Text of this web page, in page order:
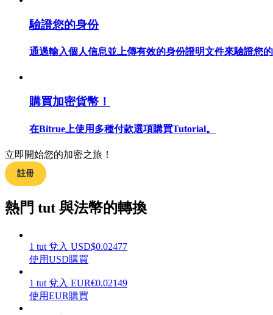
合約指南
合約功能使用指南
交易策略
學習如何保持盈利
驗證您的身份
通過輸入個人信息並上傳有效的身份證明文件來驗證您
購買加密貨幣！
在Bitrue上使用多種付款選項購買Tutorial。
立即開始您的加密之旅！
註冊
熱門 tut 與法幣的轉換
1 tut 兌入 USD$0.02477
使用USD購買
1 tut 兌入 EUR€0.02149
使用EUR購買